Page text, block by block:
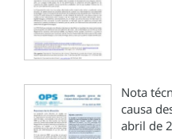
Nota
causa
abril de